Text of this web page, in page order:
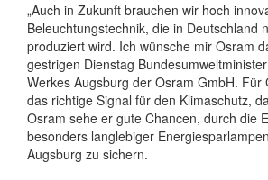
„Auch in Zukunft brauchen wir hoch
Beleuchtungstechnik, die in Deutschland
produziert wird. Ich wünsche mir Osram
gestrigen Dienstag
Werkes Augsburg der Osram GmbH.
das richtige Signal für den Klimaschutz,
Osram sehe er gute Chancen, durch die
besonders langlebiger
Augsburg zu sichern.